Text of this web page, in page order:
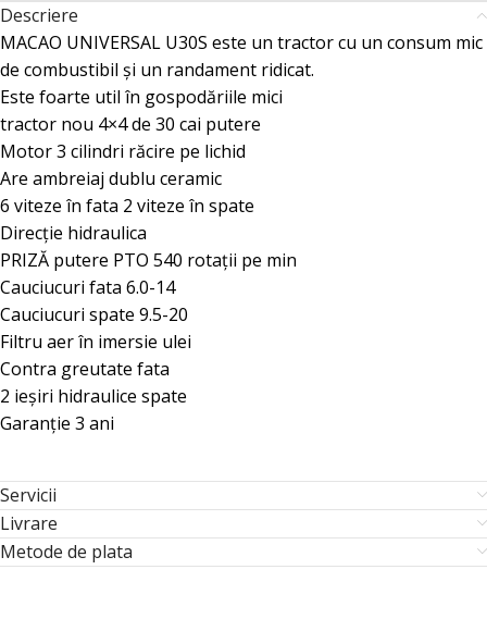
Descriere
MACAO UNIVERSAL U30S este un tractor cu un consum mic
de combustibil și un randament ridicat.
Este foarte util în gospodăriile mici
tractor nou 4×4 de 30 cai putere
Motor 3 cilindri răcire pe lichid
Are ambreiaj dublu ceramic
6 viteze în fata 2 viteze în spate
Direcție hidraulica
PRIZĂ putere PTO 540 rotații pe min
Cauciucuri fata 6.0-14
Cauciucuri spate 9.5-20
Filtru aer în imersie ulei
Contra greutate fata
2 ieșiri hidraulice spate
Garanție 3 ani
Servicii
Livrare
Metode de plata